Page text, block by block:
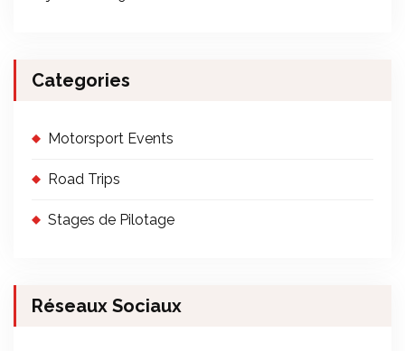
Categories
Motorsport Events
Road Trips
Stages de Pilotage
Réseaux Sociaux